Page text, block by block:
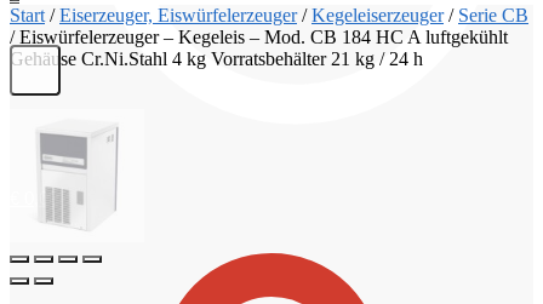
Start /Eiserzeuger, Eiswürfelerzeuger/Kegeleiserzeuger/ Serie CB
/Eiswürfelerzeuger – Kegeleis – Mod. CB 184 HC A luftgekühlt
Gehäuse Cr.Ni.Stahl 4 kg Vorratsbehälter 21 kg / 24 h